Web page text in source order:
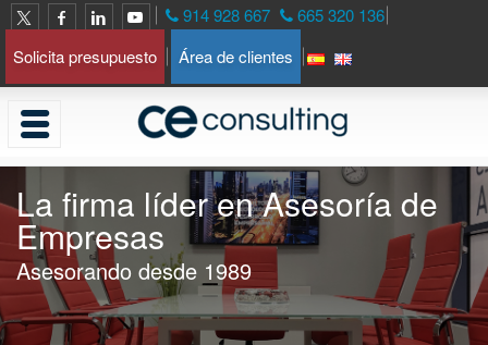
914 928 667
665 320 136
Solicita presupuesto
Área de clientes
La firma líder en Asesoría de
Empresas
Asesorando desde 1989